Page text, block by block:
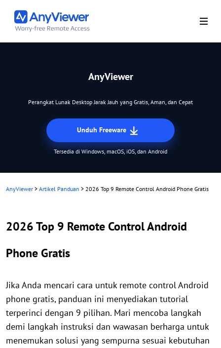
AnyViewer
Perangkat Lunak Desktop Jarak Jauh yang Gratis, Aman, dan Cepat
Unduh Freeware
Tersedia di Windows, macOS, iOS, dan Android
AnyViewer > Artikel Panduan > 2026 Top 9 Remote Control Android Phone Gratis
2026 Top 9 Remote Control Android
Phone Gratis
Jika Anda mencari cara untuk remote control Android
phone gratis, panduan ini menyediakan tutorial
terperinci dengan 9 pilihan. Mari mencoba langkah
demi langkah instruksi dan wawasan berharga untuk
menemukan solusi yang sempurna sesuai kebutuhan